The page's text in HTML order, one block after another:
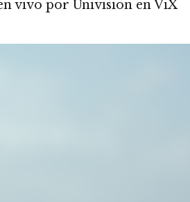
vivo por Univision en ViX